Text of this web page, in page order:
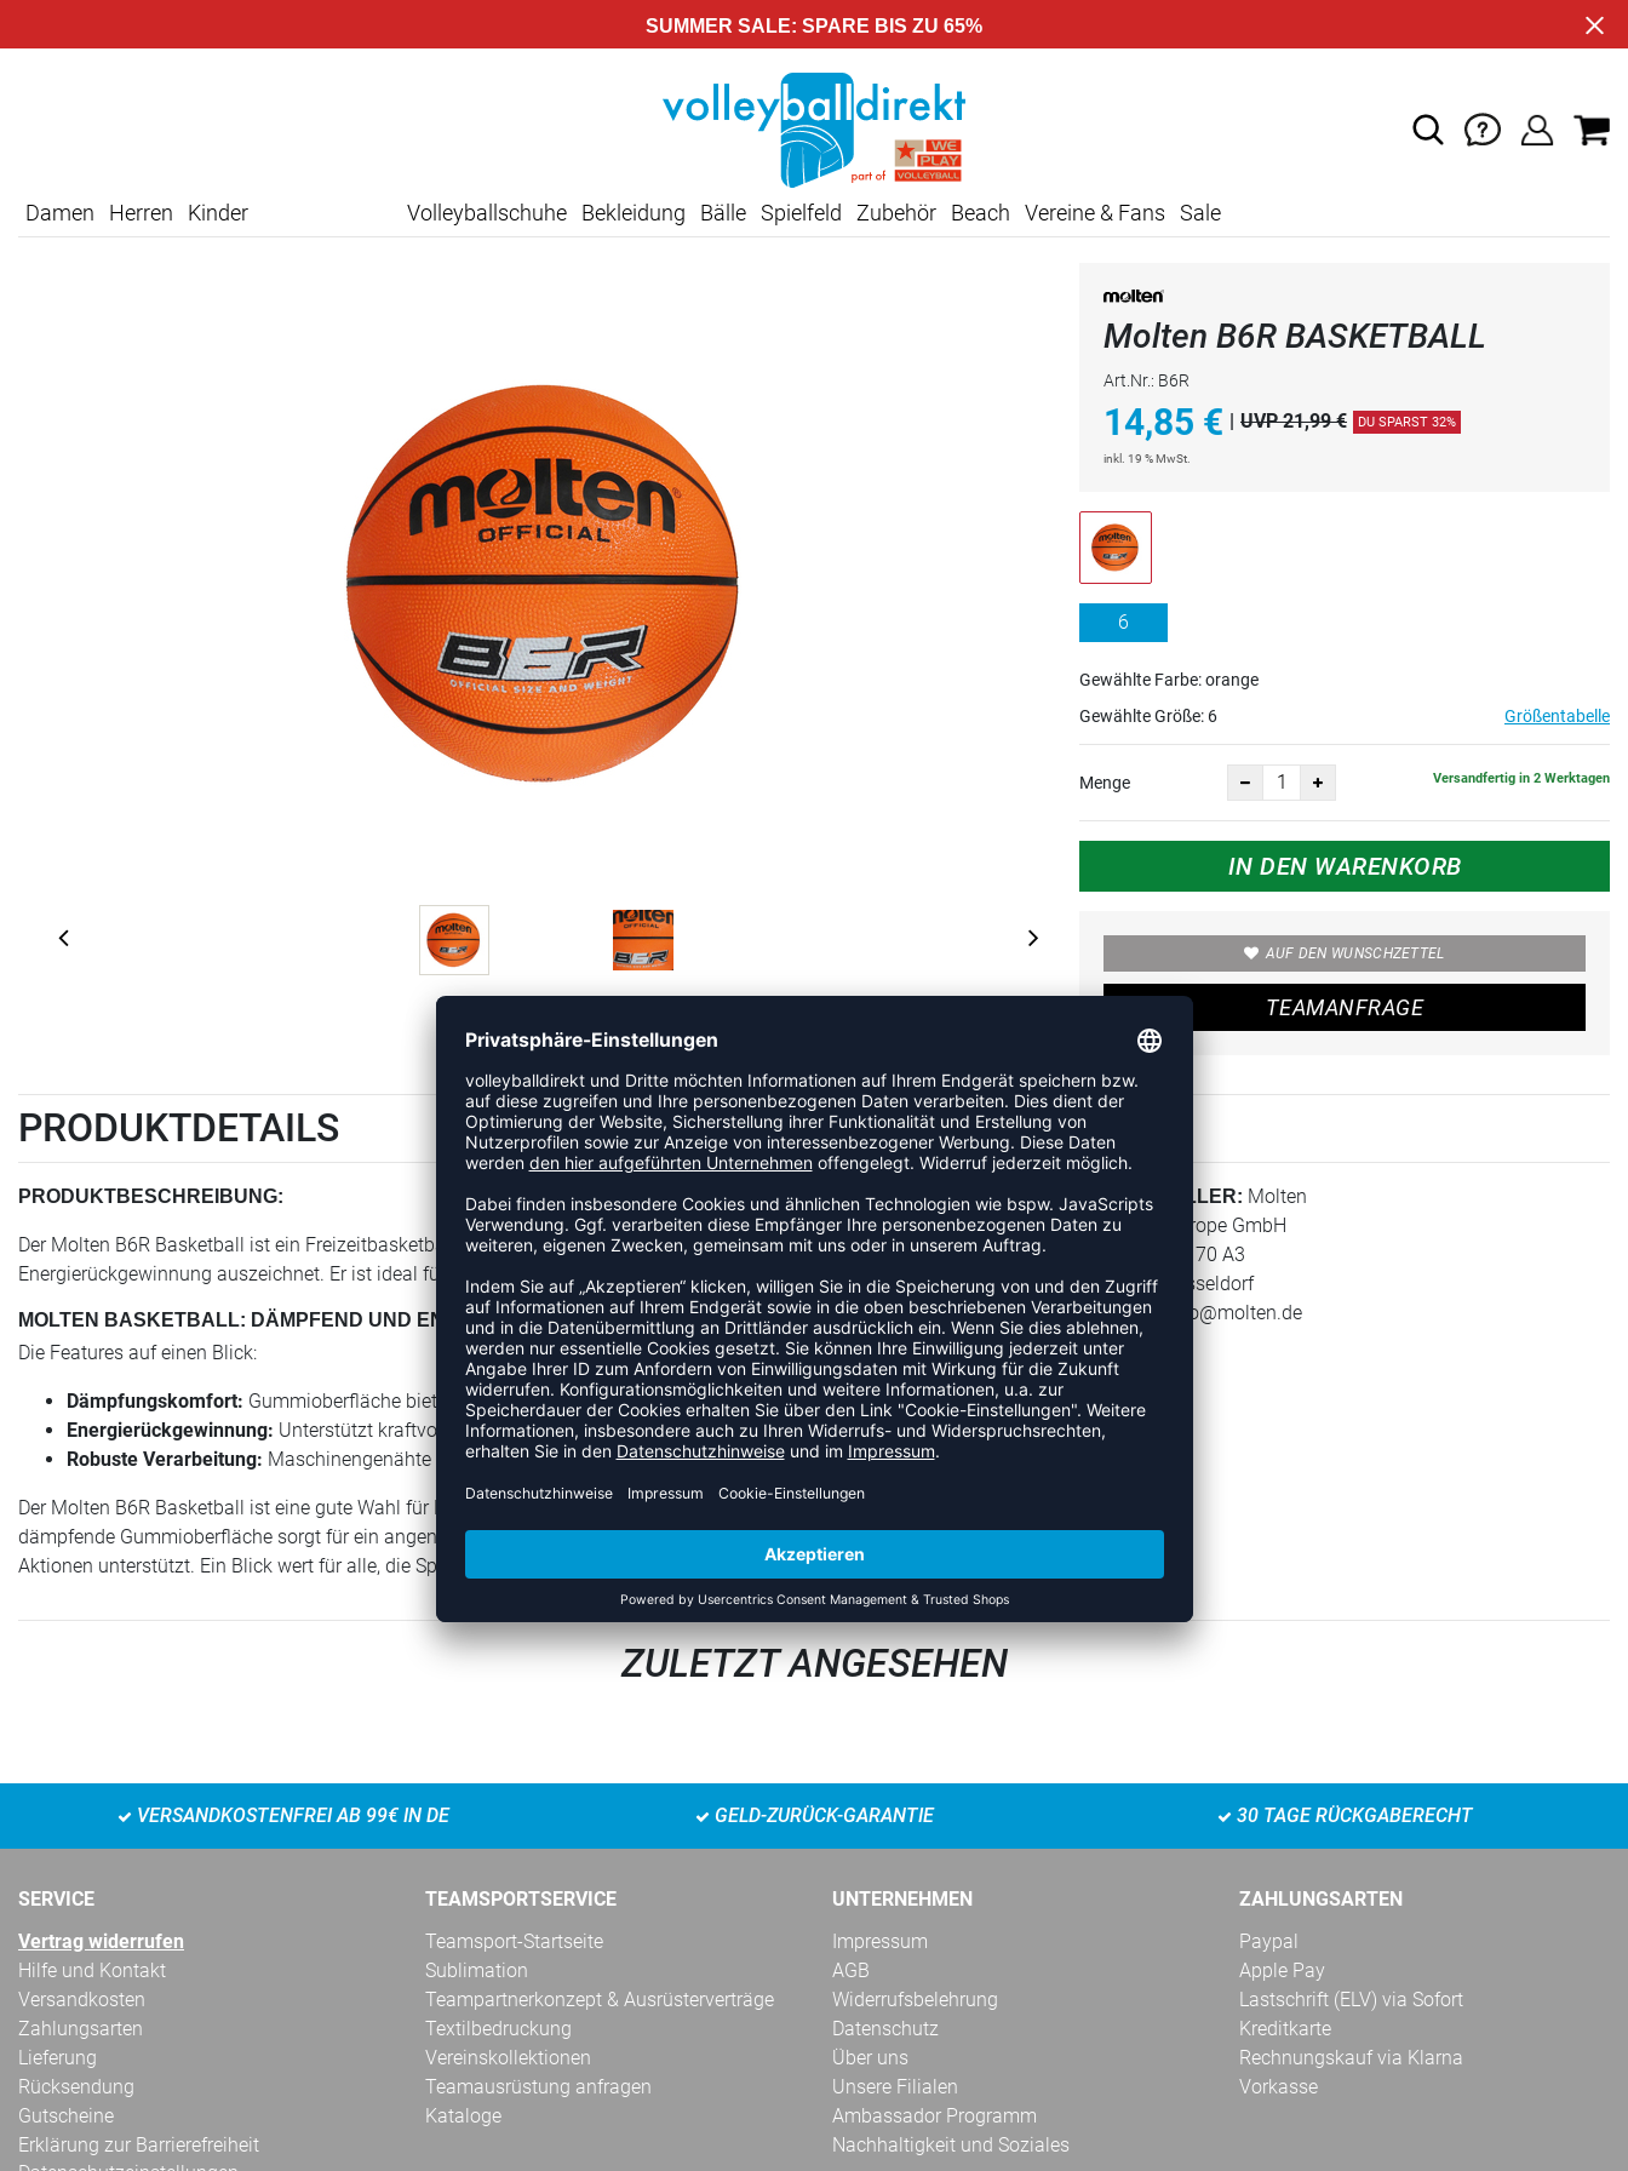
SUMMER SALE: SPARE BIS ZU 65%
Damen Herren Kinder Volleyballschuhe Bekleidung Bälle Spielfeld Zubehör Beach Vereine & Fans Sale
Molten B6R BASKETBALL
Art.Nr.: B6R
14,85 € UVP 21,99 € DU SPARST 32%
inkl. 19 % MwSt.
6
Gewählte Farbe: orange
Gewählte Größe: 6 Größentabelle
Menge Versandfertig in 2 Werktagen
IN DEN WARENKORB
AUF DEN WUNSCHZETTEL
TEAMANFRAGE
PRODUKTDETAILS
PRODUKTBESCHREIBUNG:
Der Molten B6R Basketball ist ein Freizeitbasketball, der sich durch seine dämpfenden Eigenschaften und
Energierückgewinnung auszeichnet. Er ist ideal für entspannte Spiele im Park oder auf dem Schulhof.
MOLTEN BASKETBALL: DÄMPFEND UND ENERGIERÜCKGEWINNEND
Die Features auf einen Blick:
Dämpfungskomfort: Gummioberfläche bietet angenehme Ballkontrolle
Energierückgewinnung: Unterstützt kraftvolle Würfe und Pässe
Robuste Verarbeitung: Maschinengenähte Nähte für Langlebigkeit
Der Molten B6R Basketball ist eine gute Wahl für Freizeitspieler, die Wert auf Komfort und Langlebigkeit legen. Die
dämpfende Gummioberfläche sorgt für ein angenehmes Spielgefühl, während die Energierückgewinnung kraftvolle
Aktionen unterstützt. Ein Blick wert für alle, die Spaß am Basketball haben.
HERSTELLER: Molten
Molten Europe GmbH
Wiesenstr. 70 A3
40549 Düsseldorf
E-Mail:
info@molten.de
ZULETZT ANGESEHEN
VERSANDKOSTENFREI AB 99€ IN DE GELD-ZURÜCK-GARANTIE 30 TAGE RÜCKGABERECHT
SERVICE
Vertrag widerrufen
Hilfe und Kontakt
Versandkosten
Zahlungsarten
Lieferung
Rücksendung
Gutscheine
Erklärung zur Barrierefreiheit
TEAMSPORTSERVICE
Teamsport-Startseite
Sublimation
Teampartnerkonzept & Ausrüsterverträge
Textilbedruckung
Vereinskollektionen
Teamausrüstung anfragen
Kataloge
UNTERNEHMEN
Impressum
AGB
Widerrufsbelehrung
Datenschutz
Über uns
Unsere Filialen
Ambassador Programm
Nachhaltigkeit und Soziales
ZAHLUNGSARTEN
Paypal
Apple Pay
Lastschrift (ELV) via Sofort
Kreditkarte
Rechnungskauf via Klarna
Vorkasse